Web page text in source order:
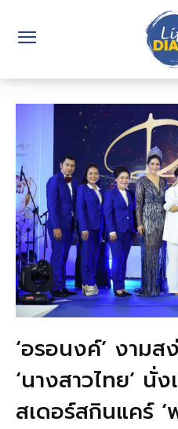
‘อรอนงค์’ งาม
‘นางสาวไทย’ นั่
สเดอร์สกินแคร์ ‘